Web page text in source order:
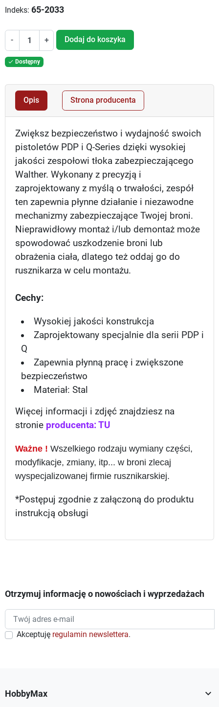
Indeks: 65-2033
- + Dodaj do koszyka
 Dostępny
Opis Strona producenta
Zwiększ bezpieczeństwo i wydajność swoich
pistoletów PDP i Q-Series dzięki wysokiej
jakości zespołowi tłoka zabezpieczającego
Walther. Wykonany z precyzją i
zaprojektowany z myślą o trwałości, zespół
ten zapewnia płynne działanie i niezawodne
mechanizmy zabezpieczające Twojej broni.
Nieprawidłowy montaż i/lub demontaż może
spowodować uszkodzenie broni lub
obrażenia ciała, dlatego też oddaj go do
rusznikarza w celu montażu.
Cechy:
Wysokiej jakości konstrukcja
Zaprojektowany specjalnie dla serii PDP i
Q
Zapewnia płynną pracę i zwiększone
bezpieczeństwo
Materiał: Stal
Więcej informacji i zdjęć znajdziesz na
stronie producenta: TU
Ważne ! Wszelkiego rodzaju wymiany części,
modyfikacje, zmiany, itp... w broni zlecaj
wyspecjalizowanej firmie rusznikarskiej.
*Postępuj zgodnie z załączoną do produktu
instrukcją obsługi
Otrzymuj informację o nowościach i wyprzedażach
Akceptuję regulamin newslettera.
HobbyMax 